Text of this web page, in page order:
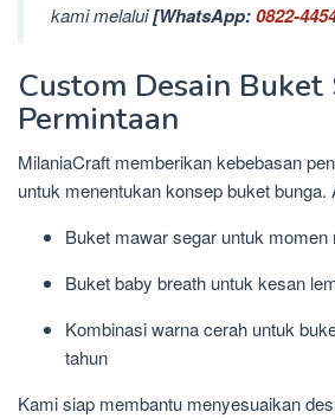
kami melalui[WhatsApp:0822-
Custom Desain Buket
Permintaan
MilaniaCraft memberikan kebebasan
untuk menentukan konsep buket bunga.
Buket mawar segar untuk momen
Buket baby breath untuk kesan
Kombinasi warna cerah untuk
tahun
Kami siap membantu menyesuaikan